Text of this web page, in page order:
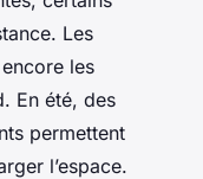
Les
les
En été, des
permettent
l’espace.